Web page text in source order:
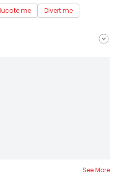
me Divert me
See More